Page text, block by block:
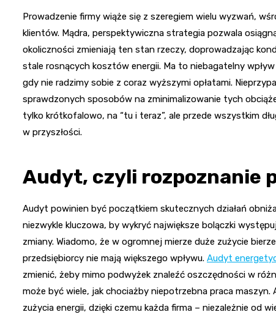
Prowadzenie firmy wiąże się z szeregiem wielu wyzwań,
klientów. Mądra, perspektywiczna strategia pozwala
okoliczności zmieniają ten stan rzeczy, doprowadzając
stale rosnących kosztów energii. Ma to niebagatelny
gdy nie radzimy sobie z coraz wyższymi opłatami.
sprawdzonych sposobów na zminimalizowanie tych
tylko krótkofalowo, na “tu i teraz”, ale przede wszystkim
w przyszłości.
Audyt, czyli rozpoznanie
Audyt powinien być początkiem skutecznych działań
niezwykle kluczowa, by wykryć największe bolączki
zmiany. Wiadomo, że w ogromnej mierze duże zużycie
przedsiębiorcy nie mają większego wpływu. Audyt
zmienić, żeby mimo podwyżek znaleźć oszczędności w
może być wiele, jak chociażby niepotrzebna praca
zużycia energii, dzięki czemu każda firma – niezależnie od